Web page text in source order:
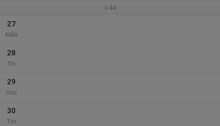
v.44
27
Mån
28
Tis
29
Ons
30
Tor